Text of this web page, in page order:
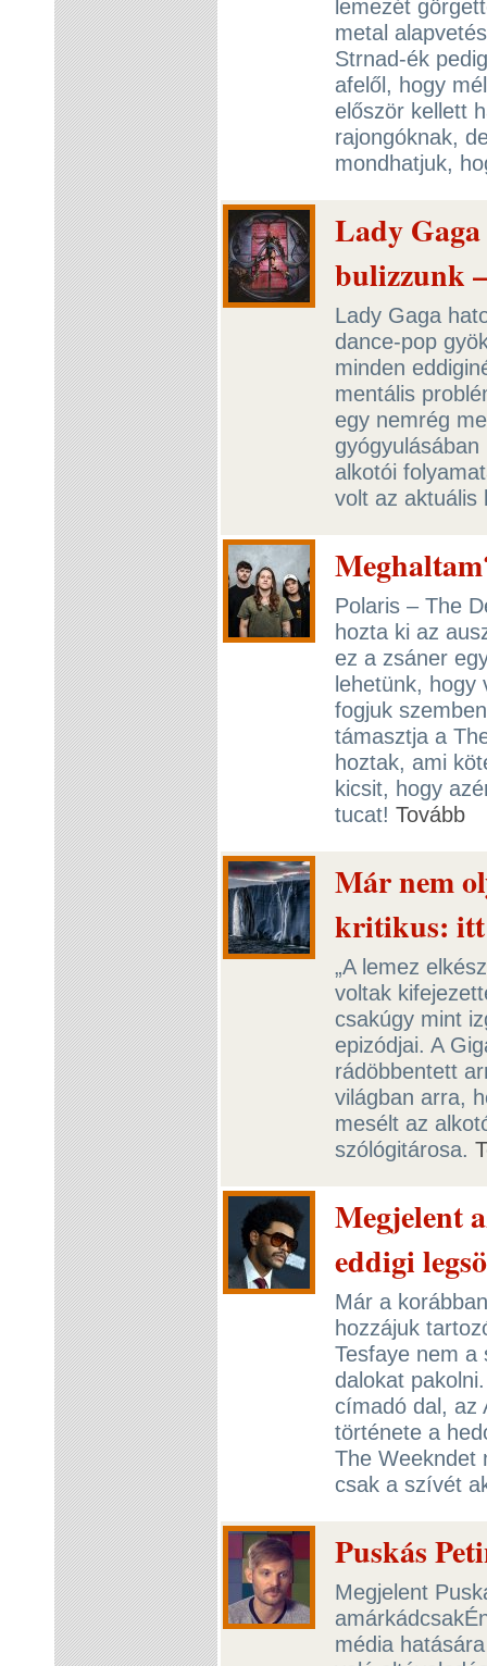
lemezét
metal
Strnad-ék
afelől, hogy
először kellett
rajongóknak,
mondhatjuk,
Lady
bulizzunk
Lady Gaga
dance-pop
minden
mentális
egy nemrég
alkotói
volt az
Polaris – The
hozta ki az
ez a zsáner
lehetünk, hogy
fogjuk
támasztja a
hoztak, ami
kicsit, hogy
tucat! Tovább
Már nem
kritikus: itt
„A lemez
voltak
csakúgy mint
epizódjai. A
rádöbbentett
világban arra,
mesélt az
szólógitárosa.
Megjelent
eddigi
Már a
hozzájuk
Tesfaye nem a
dalokat
címadó dal, az
története a
The Weekndet
csak a szívét
Puskás
Megjelent
média